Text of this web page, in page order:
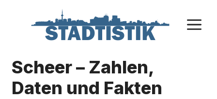
Scheer – Zahlen,
Daten und Fakten